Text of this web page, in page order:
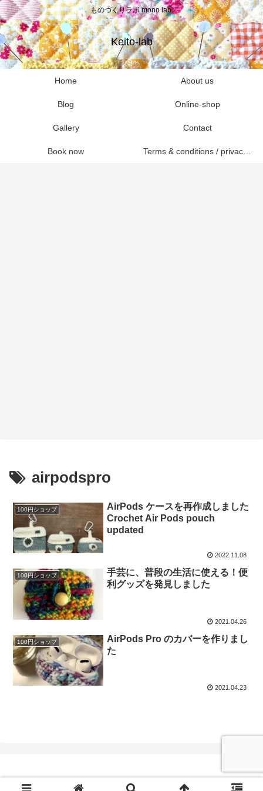
ものづくりラボ mono lab.
Keito-lab
Home About us
Blog Online-shop
Gallery Contact
Book now Terms & conditions / privacy policies
airpodspro
100円ショップ
AirPods ケースを再作成しました
Crochet Air Pods pouch
updated
2022.11.08
100円ショップ
手芸に、普段の生活に使える！便
利グッズを発見しました
2021.04.26
100円ショップ
AirPods Pro のカバーを作りまし
た
2021.04.23